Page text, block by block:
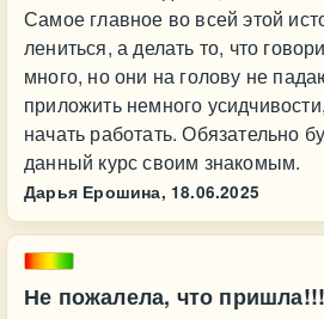
Самое главное во всей этой
лениться, а делать то, что
много, но они на голову не
приложить немного
начать работать. Обязательно
данный курс своим знакомым.
Дарья Ерошина, 18.06.2025
Не пожалела, что пришла!!!